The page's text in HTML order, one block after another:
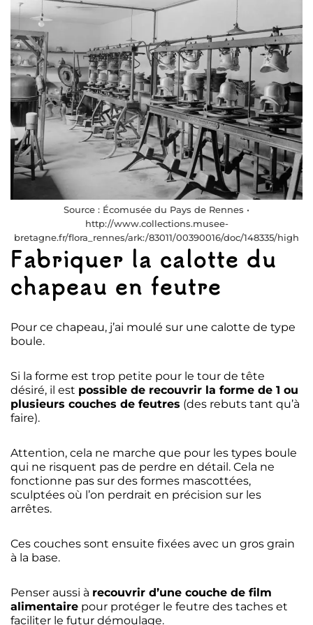
Source : Écomusée du Pays de Rennes •
http://www.collections.musee-
bretagne.fr/flora_rennes/ark:/83011/00390016/doc/148335/high
Fabriquer la calotte du
chapeau en feutre
Pour ce chapeau, j’ai moulé sur une calotte de type
boule.
Si la forme est trop petite pour le tour de tête
désiré, il est possible de recouvrir la forme de 1 ou
plusieurs couches de feutres (des rebuts tant qu’à
faire).
Attention, cela ne marche que pour les types boule
qui ne risquent pas de perdre en détail. Cela ne
fonctionne pas sur des formes mascottées,
sculptées où l’on perdrait en précision sur les
arrêtes.
Ces couches sont ensuite fixées avec un gros grain
à la base.
Penser aussi à recouvrir d’une couche de film
alimentaire pour protéger le feutre des taches et
faciliter le futur démoulage.